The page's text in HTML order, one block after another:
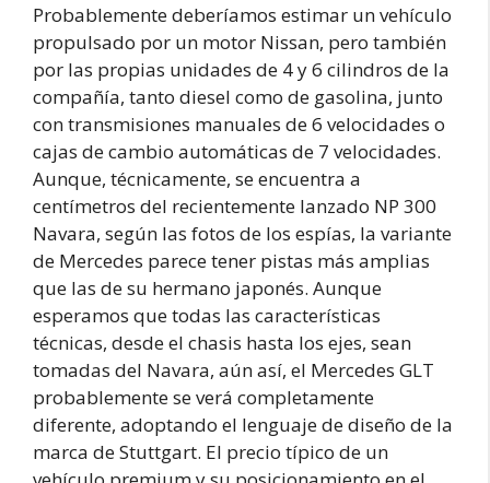
Probablemente deberíamos estimar un vehículo
propulsado por un motor Nissan, pero también
por las propias unidades de 4 y 6 cilindros de la
compañía, tanto diesel como de gasolina, junto
con transmisiones manuales de 6 velocidades o
cajas de cambio automáticas de 7 velocidades.
Aunque, técnicamente, se encuentra a
centímetros del recientemente lanzado NP 300
Navara, según las fotos de los espías, la variante
de Mercedes parece tener pistas más amplias
que las de su hermano japonés. Aunque
esperamos que todas las características
técnicas, desde el chasis hasta los ejes, sean
tomadas del Navara, aún así, el Mercedes GLT
probablemente se verá completamente
diferente, adoptando el lenguaje de diseño de la
marca de Stuttgart. El precio típico de un